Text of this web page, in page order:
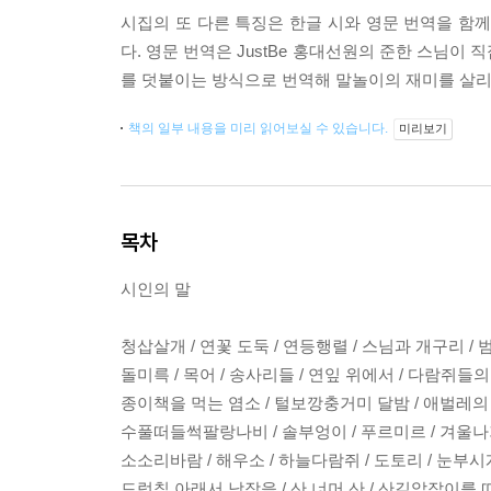
시집의 또 다른 특징은 한글 시와 영문 번역을 함
다. 영문 번역은 JustBe 홍대선원의 준한 스님이 직
를 덧붙이는 방식으로 번역해 말놀이의 재미를 살
책의 일부 내용을 미리 읽어보실 수 있습니다. 미리보기
목차
시인의 말
청삽살개 / 연꽃 도둑 / 연등행렬 / 스님과 개구리 /
돌미륵 / 목어 / 송사리들 / 연잎 위에서 / 다람쥐들
종이책을 먹는 염소 / 털보깡충거미 달밤 / 애벌레
수풀떠들썩팔랑나비 / 솔부엉이 / 푸르미르 / 겨울
소소리바람 / 해우소 / 하늘다람쥐 / 도토리 / 눈부